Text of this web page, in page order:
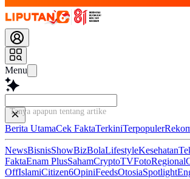
Menu
Tanya apapun tentang artikel ini...
Berita UtamaCek FaktaTerkiniTerpopuler
NewsBisnisShowBizBolaLifestyleKesehatan
FaktaEnam PlusSahamCryptoTVFotoRegional
OffIslamiCitizen6OpiniFeedsOtosiaSpotlight